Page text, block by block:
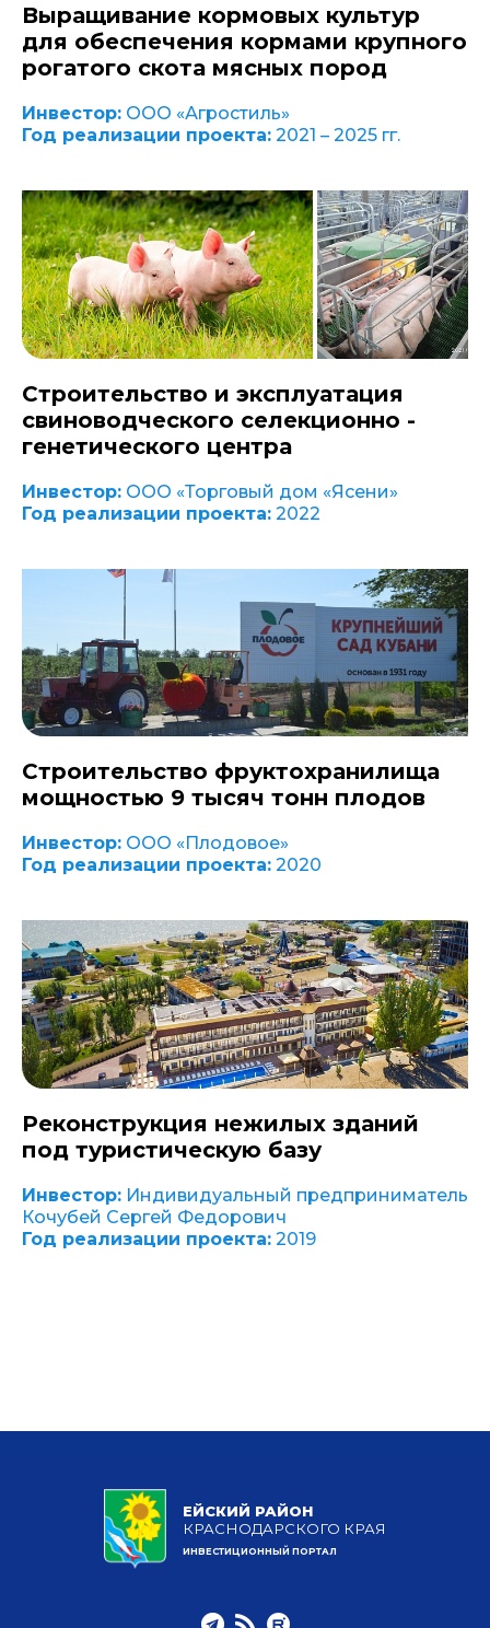
Выращивание кормовых культур
для обеспечения кормами крупного
рогатого скота мясных пород
Инвестор: ООО «Агростиль»
Год реализации проекта: 2021 – 2025 гг.
Строительство и эксплуатация
свиноводческого селекционно -
генетического центра
Инвестор: ООО «Торговый дом «Ясени»
Год реализации проекта: 2022
Строительство фруктохранилища
мощностью 9 тысяч тонн плодов
Инвестор: ООО «Плодовое»
Год реализации проекта: 2020
Реконструкция нежилых зданий
под туристическую базу
Инвестор: Индивидуальный предприниматель
Кочубей Сергей Федорович
Год реализации проекта: 2019
ЕЙСКИЙ РАЙОН
КРАСНОДАРСКОГО КРАЯ
ИНВЕСТИЦИОННЫЙ ПОРТАЛ